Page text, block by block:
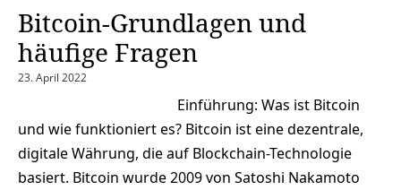
Bitcoin-Grundlagen und
häufige Fragen
23. April 2022
Einführung: Was ist Bitcoin
und wie funktioniert es? Bitcoin ist eine dezentrale,
digitale Währung, die auf Blockchain-Technologie
basiert. Bitcoin wurde 2009 von Satoshi Nakamoto